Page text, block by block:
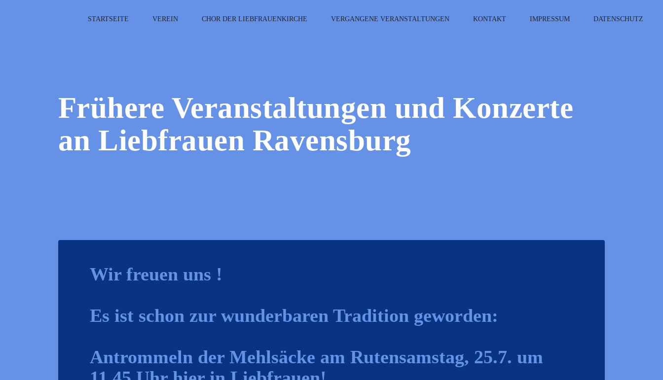
STARTSEITE VEREIN CHOR DER LIEBFRAUENKIRCHE VERGANGENE VERANSTALTUNGEN KONTAKT IMPRESSUM DATENSCHUTZ
Frühere Veranstaltungen und Konzerte
an Liebfrauen Ravensburg
Wir freuen uns !
Es ist schon zur wunderbaren Tradition geworden:
Antrommeln der Mehlsäcke am Rutensamstag, 25.7. um